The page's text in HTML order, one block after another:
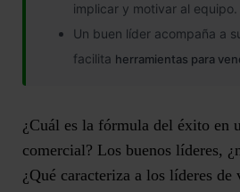
implicar y motivar al equipo.
Un buen líder acompaña a
facilita herramientas para
¿Cuál es la fórmula del éxito en
comercial? Los buenos líderes,
¿Qué caracteriza a los líderes de